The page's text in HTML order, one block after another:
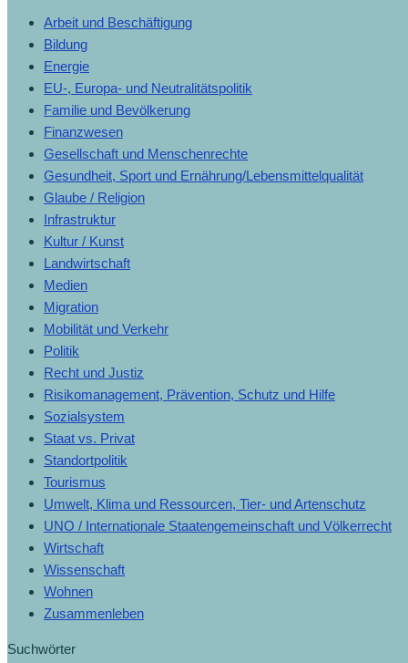
Arbeit und Beschäftigung
Bildung
Energie
EU-, Europa- und Neutralitätspolitik
Familie und Bevölkerung
Finanzwesen
Gesellschaft und Menschenrechte
Gesundheit, Sport und Ernährung/Lebensmittelqualität
Glaube / Religion
Infrastruktur
Kultur / Kunst
Landwirtschaft
Medien
Migration
Mobilität und Verkehr
Politik
Recht und Justiz
Risikomanagement, Prävention, Schutz und Hilfe
Sozialsystem
Staat vs. Privat
Standortpolitik
Tourismus
Umwelt, Klima und Ressourcen, Tier- und Artenschutz
UNO / Internationale Staatengemeinschaft und Völkerrecht
Wirtschaft
Wissenschaft
Wohnen
Zusammenleben
Suchwörter